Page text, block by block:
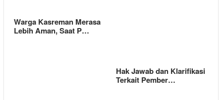
Warga Kasreman Merasa
Lebih Aman, Saat P…
Hak Jawab dan Klarifikasi
Terkait Pember…